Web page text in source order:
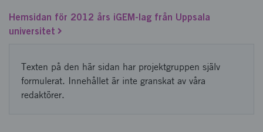
Hemsidan för 2012 års iGEM-lag från Uppsala
universitet
Texten på den här sidan har projektgruppen själv
formulerat. Innehållet är inte granskat av våra
redaktörer.